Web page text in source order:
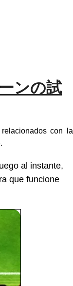
ンの試
con la
al instante,
que funcione